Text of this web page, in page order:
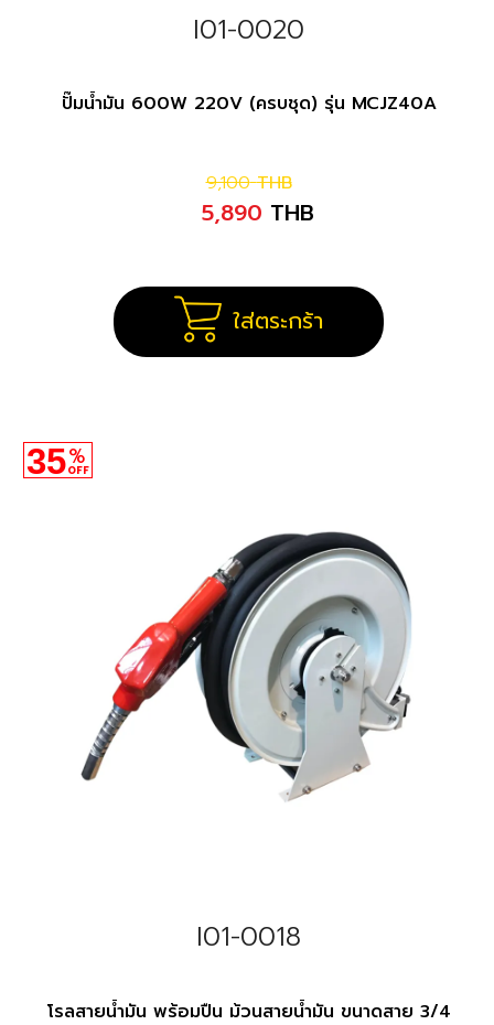
I01-0020
ปั๊มน้ำมัน 600W 220V (ครบชุด) รุ่น MCJZ40A
9,100 THB
5,890 THB
ใส่ตระกร้า
35%
OFF
I01-0018
โรลสายน้ำมัน พร้อมปืน ม้วนสายน้ำมัน ขนาดสาย 3/4